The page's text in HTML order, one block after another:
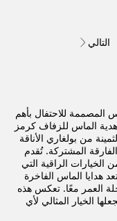
التالي
المصممة للاحتفال بأهم
هدية الماس للزفاف كرمز
من بولغاري الأناقة
المشتركة. تُقدم
الراقية التي
هدايا الماس الفاخرة
العمر معًا. تعكس هذه
الخيار المثالي لأي